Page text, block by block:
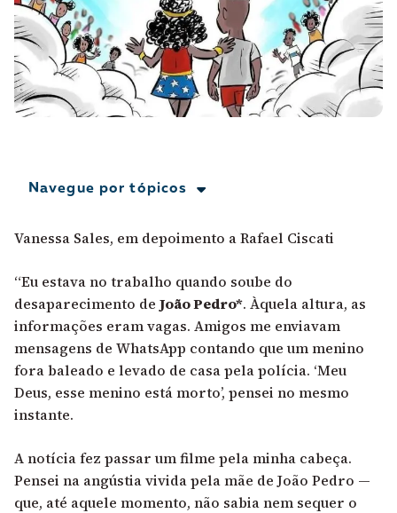
A [BD] conta as histórias de quem defende
direitos humanos no Brasil. Para continuar,
esse trabalho precisa da sua doação!
VEJA COMO APOIAR!
Navegue por tópicos
Vanessa Sales, em depoimento a Rafael Ciscati
“Eu estava no trabalho quando soube do
desaparecimento de João Pedro*. Àquela altura, as
informações eram vagas. Amigos me enviavam
mensagens de WhatsApp contando que um menino
fora baleado e levado de casa pela polícia. ‘Meu
Deus, esse menino está morto’, pensei no mesmo
instante.
A notícia fez passar um filme pela minha cabeça.
Pensei na angústia vivida pela mãe de João Pedro —
que, até aquele momento, não sabia nem sequer o